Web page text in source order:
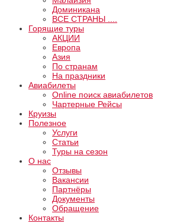
Доминикана
ВCE СТРАНЫ ....
Горящие туры
АКЦИИ
Европа
Азия
По странам
На праздники
Авиабилеты
Online поиск авиабилетов
Чартерные Рейсы
Круизы
Полезное
Услуги
Статьи
Туры на сезон
О нас
Отзывы
Вакансии
Партнёры
Документы
Обращение
Контакты